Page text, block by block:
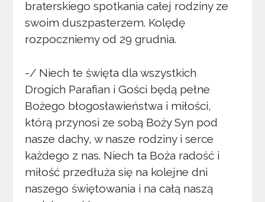
braterskiego spotkania całej rodziny ze
swoim duszpasterzem. Kolędę
rozpoczniemy od 29 grudnia.
-/ Niech te święta dla wszystkich
Drogich Parafian i Gości będą pełne
Bożego błogosławieństwa i miłości,
którą przynosi ze sobą Boży Syn pod
nasze dachy, w nasze rodziny i serce
każdego z nas. Niech ta Boża radość i
miłość przedłuża się na kolejne dni
naszego świętowania i na całą naszą